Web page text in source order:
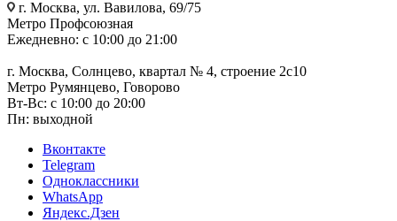
г. Москва, ул. Вавилова, 69/75
Метро Профсоюзная
Ежедневно: с 10:00 до 21:00
г. Москва, Солнцево, квартал № 4, строение 2с10
Метро Румянцево, Говорово
Вт-Вс: с 10:00 до 20:00
Пн: выходной
Вконтакте
Telegram
Одноклассники
WhatsApp
Яндекс.Дзен